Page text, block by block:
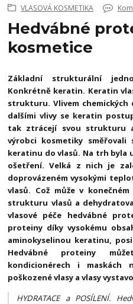
VLASOVÁ KOSMETIKA
Hedvábné
kosmetice
Základní strukturální
Konkrétně keratin. Keratin
strukturu. Vlivem
dalšími vlivy se keratin
tak ztrácejí svou strukturu
výrobci kosmetiky
keratinu do vlasů. Na trh byla
ošetření. Velká z nich je
doprovázeném vysokými
vlasů. Což může v
strukturu vlasů a
vlasové péče hedvábné
proteiny díky vysokému
aminokyselinou keratinu,
Hedvábné proteiny
kondicionérech i
poškozené vlasy a vlasy
HYDRATACE a POSÍLENÍ.